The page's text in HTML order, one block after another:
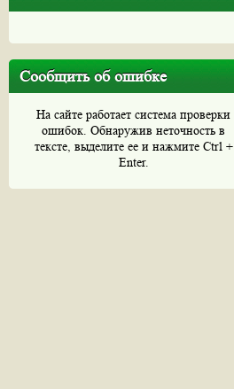
Сообщить об ошибке
На сайте работает система проверки
ошибок. Обнаружив неточность в
тексте, выделите ее и нажмите Ctrl +
Enter.